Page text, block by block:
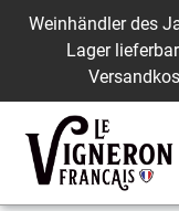
Weinhändler des
Lager